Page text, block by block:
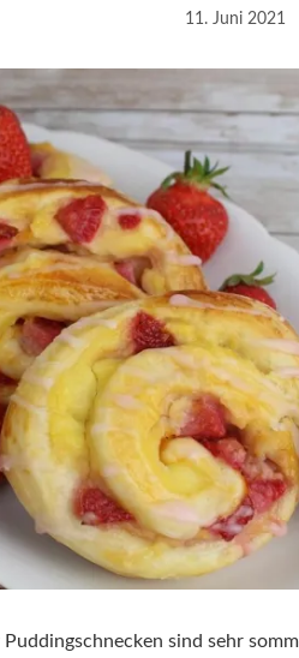
11. Juni 2021
Puddingschnecken sind sehr